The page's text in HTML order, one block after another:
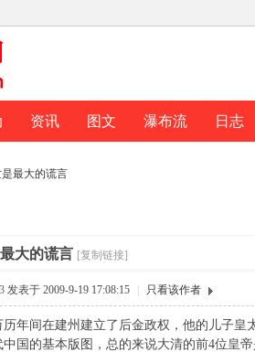
资讯 图文 瀑布流 日志
最大的谎言
大的谎言 [复制链接]
发表于 2009-9-19 17:08:15 只看该作者
历年间在建州建立了后金政权，他的儿子
中国的基本版图，总的来说大清的前4位皇